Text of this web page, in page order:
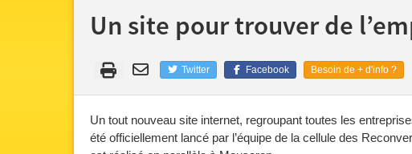
Un site pour trouver de
Twitter Facebook Besoin de + d'info ?
Un tout nouveau site internet, regroupant toutes les
été officiellement lancé par l’équipe de la cellule des